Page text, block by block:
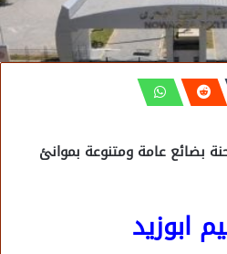
آلاف طن و675 شاحنة بضائع عامة ومتنوعة بموانئ
ابوزيد